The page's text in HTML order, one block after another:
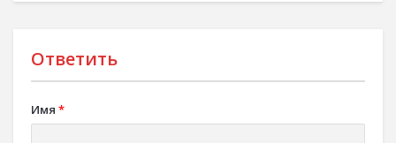
Ответить
Имя *